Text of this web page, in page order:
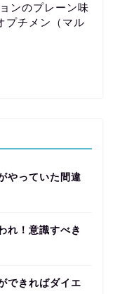
ンのプレーン味
プチメン（マル
やっていた間違
れ！意識すべき
できればダイエ